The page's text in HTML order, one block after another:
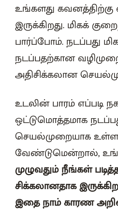
உங்களது
இருக்கிறது. மிகக்
பார்ப்போம். நடப்பது
நடப்பதற்கான
அதிசிக்கலான
உடலின் பாரம் எப்படி
ஒட்டுமொத்தமாக
செயல்முறையாக
வேண்டுமென்றால்,
முழுவதும் நீங்கள்
சிக்கலானதாக
இதை நாம் காரண